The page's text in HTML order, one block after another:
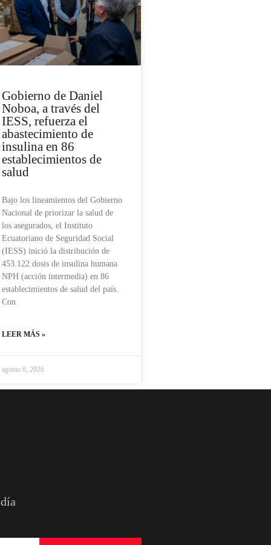
Gobierno de Daniel
Noboa, a través del
IESS, refuerza el
abastecimiento de
insulina en 86
establecimientos de
salud
Bajo los lineamientos del Gobierno
Nacional de priorizar la salud de
los asegurados, el Instituto
Ecuatoriano de Seguridad Social
(IESS) inició la distribución de
453.122 dosis de insulina humana
NPH (acción intermedia) en 86
establecimientos de salud del país.
Con
LEER MÁS »
agosto 6, 2026